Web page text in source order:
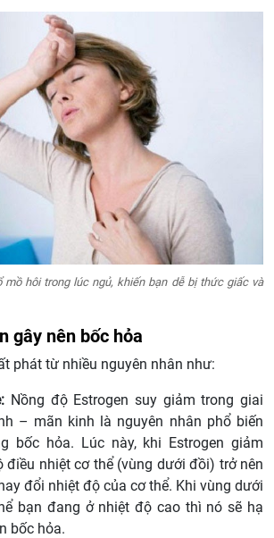
mồ hôi trong lúc ngủ, khiến bạn dễ bị thức giấc và
gây nên bốc hỏa
phát từ nhiều nguyên nhân như:
Nồng độ Estrogen suy giảm trong giai
– mãn kinh là nguyên nhân phổ biến
bốc hỏa. Lúc này, khi Estrogen giảm
điều nhiệt cơ thể (vùng dưới đồi) trở nên
đổi nhiệt độ của cơ thể. Khi vùng dưới
bạn đang ở nhiệt độ cao thì nó sẽ hạ
bốc hỏa.